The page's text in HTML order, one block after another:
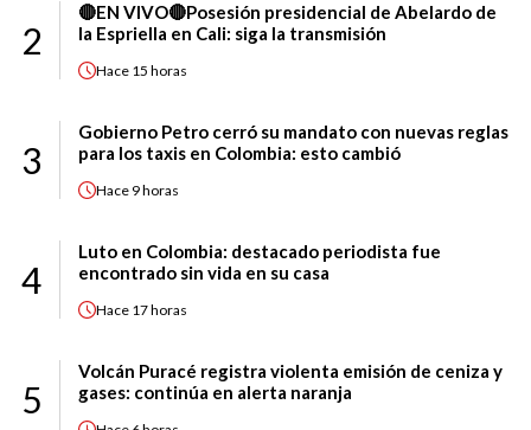
2
🔴EN VIVO🔴Posesión presidencial de Abelardo de
la Espriella en Cali: siga la transmisión
Hace 15 horas
3
Gobierno Petro cerró su mandato con nuevas reglas
para los taxis en Colombia: esto cambió
Hace 9 horas
4
Luto en Colombia: destacado periodista fue
encontrado sin vida en su casa
Hace 17 horas
5
Volcán Puracé registra violenta emisión de ceniza y
gases: continúa en alerta naranja